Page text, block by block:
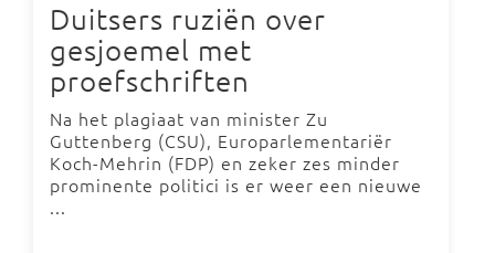
Duitsers ruziën over
gesjoemel met
proefschriften
Na het plagiaat van minister Zu
Guttenberg (CSU), Europarlementariër
Koch-Mehrin (FDP) en zeker zes minder
prominente politici is er weer een nieuwe
...